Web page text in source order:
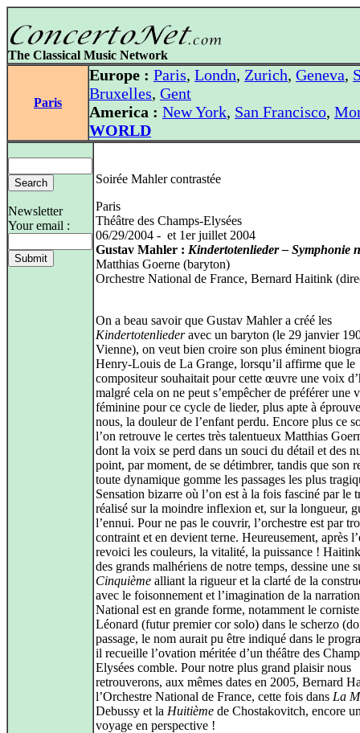
The Classical Music Network
Paris
Europe : Paris, Londn, Zurich, Geneva,
Bruxelles, Gent
America : New York, San Francisco,
WORLD
Newsletter
Your email :
Soirée Mahler contrastée
Paris
Théâtre des Champs-Elysées
06/29/2004 - et 1er juillet 2004
Gustav Mahler : Kindertotenlieder – Symphonie
Matthias Goerne (baryton)
Orchestre National de France, Bernard Haitink
On a beau savoir que Gustav Mahler a créé les
Kindertotenliederavec un baryton (le 29 janvier
Vienne), on veut bien croire son plus éminent
Henry-Louis de La Grange, lorsqu’il affirme que le
compositeur souhaitait pour cette œuvre une voix
malgré cela on ne peut s’empêcher de préférer une
féminine pour ce cycle de lieder, plus apte à
nous, la douleur de l’enfant perdu. Encore plus ce
l’on retrouve le certes très talentueux Matthias
dont la voix se perd dans un souci du détail et des
point, par moment, de se détimbrer, tandis que son
toute dynamique gomme les passages les plus
Sensation bizarre où l’on est à la fois fasciné par le
réalisé sur la moindre inflexion et, sur la longueur,
l’ennui. Pour ne pas le couvrir, l’orchestre est par
contraint et en devient terne. Heureusement, après
revoici les couleurs, la vitalité, la puissance !
des grands malhériens de notre temps, dessine une
Cinquième alliant la rigueur et la clarté de la
avec le foisonnement et l’imagination de la
National est en grande forme, notamment le
Léonard (futur premier cor solo) dans le scherzo
passage, le nom aurait pu être indiqué dans le
il recueille l’ovation méritée d’un théâtre des
Elysées comble. Pour notre plus grand plaisir nous
retrouverons, aux mêmes dates en 2005, Bernard
l’Orchestre National de France, cette fois dans La
Debussy et la Huitième de Chostakovitch, encore
voyage en perspective !